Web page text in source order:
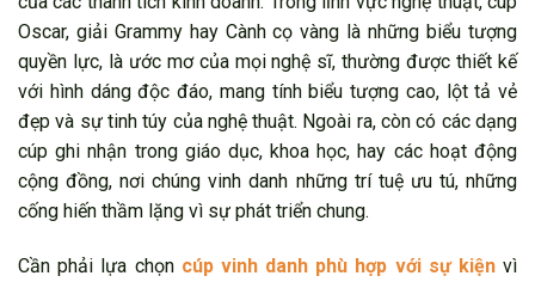
Oscar, giải Grammy hay Cành cọ vàng là những biểu tượng
quyền lực, là ước mơ của mọi nghệ sĩ, thường được thiết kế
với hình dáng độc đáo, mang tính biểu tượng cao, lột tả vẻ
đẹp và sự tinh túy của nghệ thuật. Ngoài ra, còn có các dạng
cúp ghi nhận trong giáo dục, khoa học, hay các hoạt động
cộng đồng, nơi chúng vinh danh những trí tuệ ưu tú, những
cống hiến thầm lặng vì sự phát triển chung.
Cần phải lựa chọn cúp vinh danh phù hợp với sự kiệnvì